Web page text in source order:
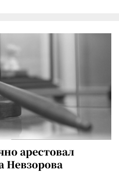
арестовал
Невзорова